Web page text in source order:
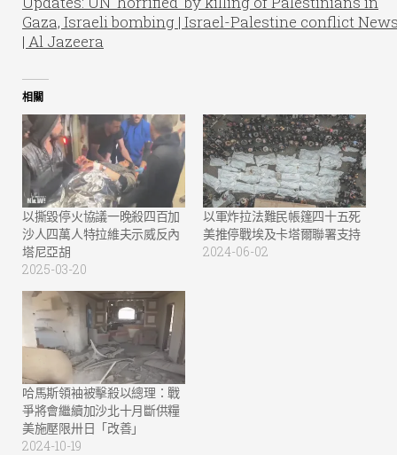
Gaza, Israeli bombing | Israel-Palestine conflict
| Al Jazeera
相關
以撕毀停火協議一晚殺四百加
沙人四萬人特拉維夫示威反內
塔尼亞胡
2025-03-20
以軍炸拉法難民帳篷四十五死
美推停戰埃及卡塔爾聯署支持
2024-06-02
哈馬斯領袖被擊殺以總理：戰
爭將會繼續加沙北十月斷供糧
美施壓限卅日「改善」
2024-10-19